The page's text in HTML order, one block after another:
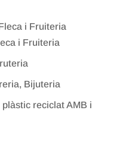
i Fruiteria
i Fruiteria
Bijuteria
reciclat AMB i